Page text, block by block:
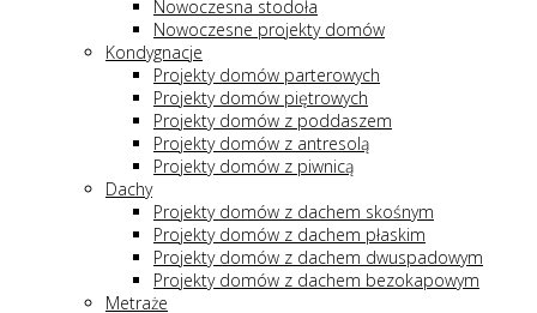
Nowoczesna stodoła
Nowoczesne projekty domów
Kondygnacje
Projekty domów parterowych
Projekty domów piętrowych
Projekty domów z poddaszem
Projekty domów z antresolą
Projekty domów z piwnicą
Dachy
Projekty domów z dachem skośnym
Projekty domów z dachem płaskim
Projekty domów z dachem dwuspadowym
Projekty domów z dachem bezokapowym
Metraże